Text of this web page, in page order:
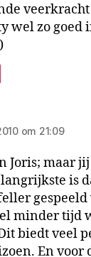
wel zo goed
om 21:09
Joris; maar
is
minder tijd
biedt veel
En